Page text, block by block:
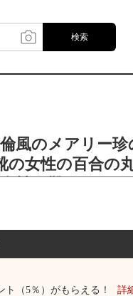
検索
風のメアリー珍
の女性の百合の
ト（5％）がもらえる！ 詳